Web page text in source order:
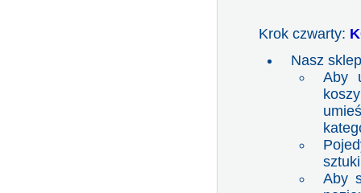
Krok czwarty:
Nasz
Aby
Aby